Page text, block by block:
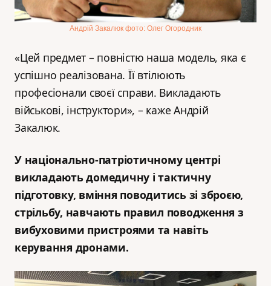
Андрій Закалюк фото: Олег Огородник
«Цей предмет – повністю наша модель, яка є
успішно реалізована. Її втілюють
професіонали своєї справи. Викладають
військові, інструктори», – каже Андрій
Закалюк.
У національно-патріотичному центрі
викладають домедичну і тактичну
підготовку, вміння поводитись зі зброєю,
стрільбу, навчають правил поводження з
вибуховими пристроями та навіть
керування дронами.